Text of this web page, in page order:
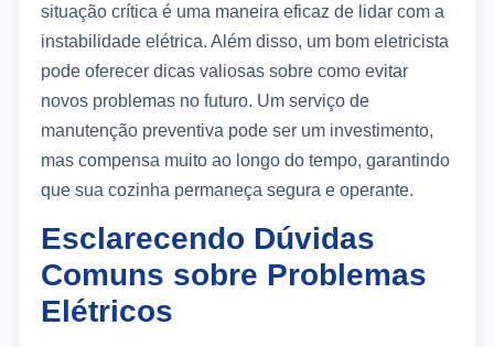
situação crítica é uma maneira eficaz de lidar com a
instabilidade elétrica. Além disso, um bom eletricista
pode oferecer dicas valiosas sobre como evitar
novos problemas no futuro. Um serviço de
manutenção preventiva pode ser um investimento,
mas compensa muito ao longo do tempo, garantindo
que sua cozinha permaneça segura e operante.
Esclarecendo Dúvidas
Comuns sobre Problemas
Elétricos